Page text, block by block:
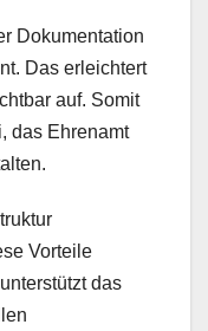
Dokumentation
Das erleichtert
auf. Somit
das Ehrenamt
Vorteile
das